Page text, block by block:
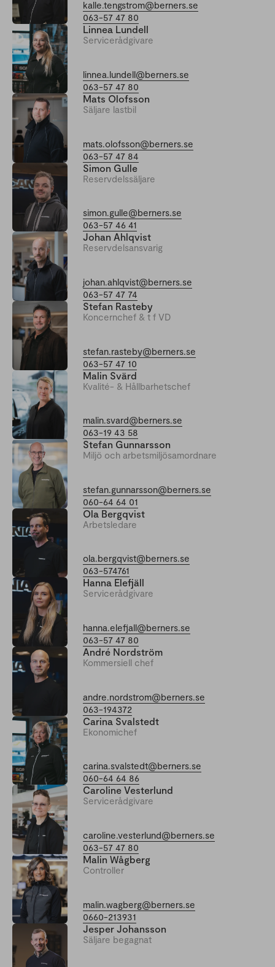
kalle.tengstrom@berners.se
063-57 47 80
Linnea Lundell
Servicerådgivare
linnea.lundell@berners.se
063-57 47 80
Mats Olofsson
Säljare lastbil
mats.olofsson@berners.se
063-57 47 84
Simon Gulle
Reservdelssäljare
simon.gulle@berners.se
063-57 46 41
Johan Ahlqvist
Reservdelsansvarig
johan.ahlqvist@berners.se
063-57 47 74
Stefan Rasteby
Koncernchef & t f VD
stefan.rasteby@berners.se
063-57 47 10
Malin Svärd
Kvalité- & Hållbarhetschef
malin.svard@berners.se
063-19 43 58
Stefan Gunnarsson
Miljö och arbetsmiljösamordnare
stefan.gunnarsson@berners.se
060-64 64 01
Ola Bergqvist
Arbetsledare
ola.bergqvist@berners.se
063-574761
Hanna Elefjäll
Servicerådgivare
hanna.elefjall@berners.se
063-57 47 80
André Nordström
Kommersiell chef
andre.nordstrom@berners.se
063-194372
Carina Svalstedt
Ekonomichef
carina.svalstedt@berners.se
060-64 64 86
Caroline Vesterlund
Servicerådgivare
caroline.vesterlund@berners.se
063-57 47 80
Malin Wågberg
Controller
malin.wagberg@berners.se
0660-213931
Jesper Johansson
Säljare begagnat